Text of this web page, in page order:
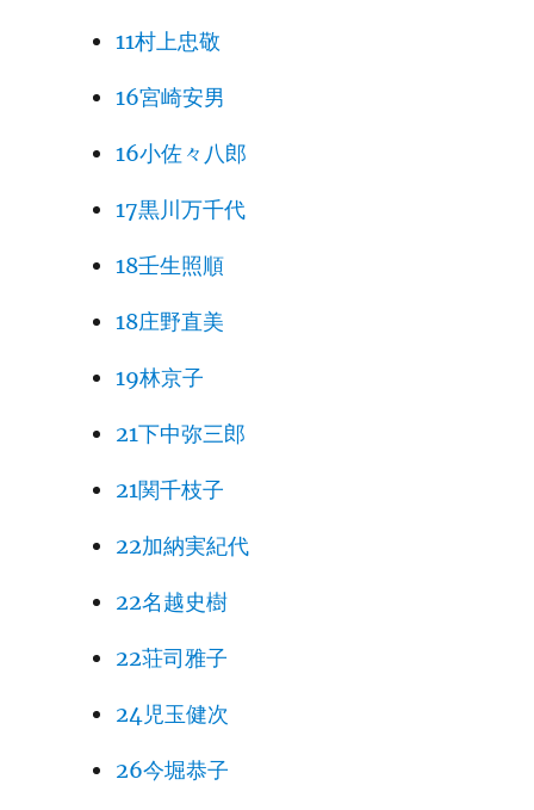
11村上忠敬
16宮崎安男
16小佐々八郎
17黒川万千代
18壬生照順
18庄野直美
19林京子
21下中弥三郎
21関千枝子
22加納実紀代
22名越史樹
22荘司雅子
24児玉健次
26今堀恭子